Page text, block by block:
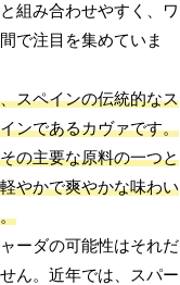
組み合わせやすく、ワ
で注目を集めていま
スペインの伝統的なス
ンであるカヴァです。
の主要な原料の一つと
やかで爽やかな味わい
ーダの可能性はそれだ
ん。近年では、スパー